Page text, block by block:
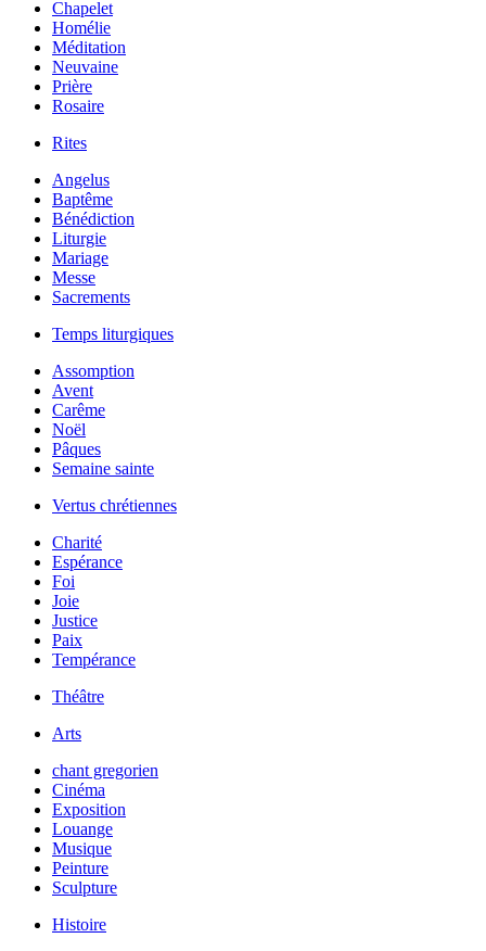
Chapelet
Homélie
Méditation
Neuvaine
Prière
Rosaire
Rites
Angelus
Baptême
Bénédiction
Liturgie
Mariage
Messe
Sacrements
Temps liturgiques
Assomption
Avent
Carême
Noël
Pâques
Semaine sainte
Vertus chrétiennes
Charité
Espérance
Foi
Joie
Justice
Paix
Tempérance
Théâtre
Arts
chant gregorien
Cinéma
Exposition
Louange
Musique
Peinture
Sculpture
Histoire